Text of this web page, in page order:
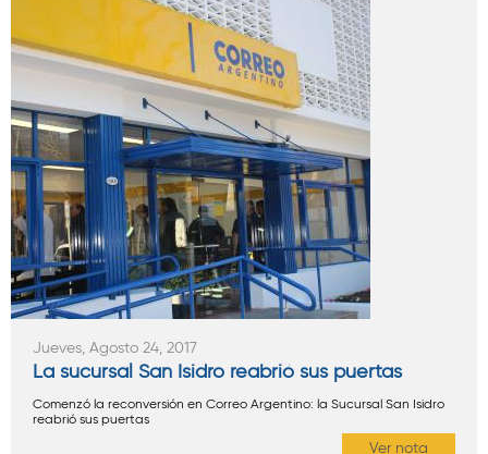
Jueves, Agosto 24, 2017
La sucursal San Isidro reabrió sus puertas
Comenzó la reconversión en Correo Argentino: la Sucursal San Isidro
reabrió sus puertas
Ver nota